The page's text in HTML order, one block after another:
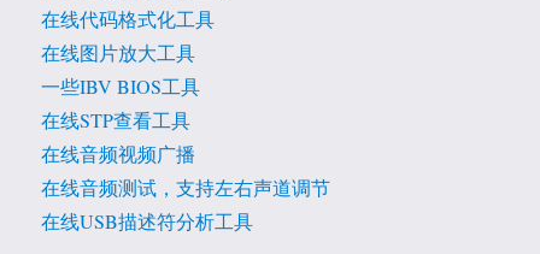
在线代码格式化工具
在线图片放大工具
一些IBV BIOS工具
在线STP查看工具
在线音频视频广播
在线音频测试，支持左右声道调节
在线USB描述符分析工具